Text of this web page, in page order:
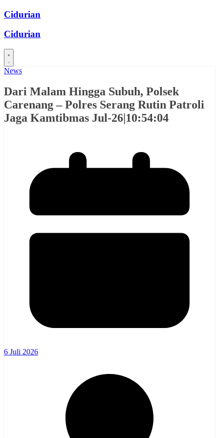
Skip
content
Cidurian
Cidurian
News
Dari Malam Hingga Subuh, Polsek
Carenang – Polres Serang Rutin Patroli
Jaga Kamtibmas Jul-26|10:54:04
6 Juli 2026